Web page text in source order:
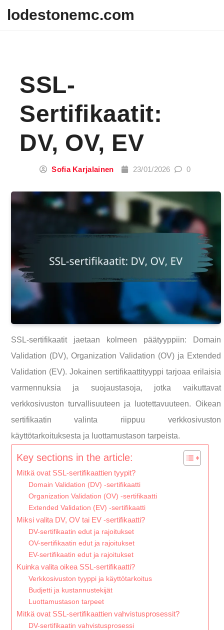
lodestonemc.com
SSL-
Sertifikaatit:
DV, OV, EV
Sofia Karjalainen 23/01/2026 0
SSL-sertifikaatit jaetaan kolmeen päätyyppiin: Domain
Validation (DV), Organization Validation (OV) ja Extended
Validation (EV). Jokainen sertifikaattityyppi tarjoaa erilaisia
varmennuksia ja suojaustasoja, jotka vaikuttavat
verkkosivuston turvallisuuteen ja luotettavuuteen. Oikean
sertifikaatin valinta riippuu verkkosivuston
käyttötarkoituksesta ja luottamustason tarpeista.
Key sections in the article:
Mitkä ovat SSL-sertifikaattien tyypit?
Domain Validation (DV) -sertifikaatti
Organization Validation (OV) -sertifikaatti
Extended Validation (EV) -sertifikaatti
Miksi valita DV, OV tai EV -sertifikaatti?
DV-sertifikaatin edut ja rajoitukset
OV-sertifikaatin edut ja rajoitukset
EV-sertifikaatin edut ja rajoitukset
Kuinka valita oikea SSL-sertifikaatti?
Verkkosivuston tyyppi ja käyttötarkoitus
Budjetti ja kustannustekijät
Luottamustason tarpeet
Mitkä ovat SSL-sertifikaattien vahvistusprosessit?
DV-sertifikaatin vahvistusprosessi